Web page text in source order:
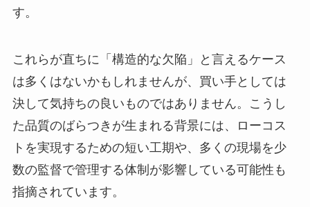
す。
これらが直ちに「構造的な欠陥」と言えるケース
は多くはないかもしれませんが、買い手としては
決して気持ちの良いものではありません。こうし
た品質のばらつきが生まれる背景には、ローコス
トを実現するための短い工期や、多くの現場を少
数の監督で管理する体制が影響している可能性も
指摘されています。